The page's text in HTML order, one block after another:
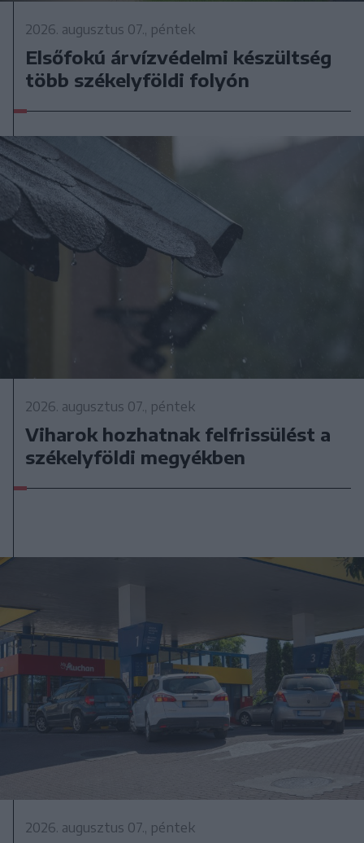
2026. augusztus 07., péntek
Elsőfokú árvízvédelmi készültség
több székelyföldi folyón
2026. augusztus 07., péntek
Viharok hozhatnak felfrissülést a
székelyföldi megyékben
2026. augusztus 07., péntek